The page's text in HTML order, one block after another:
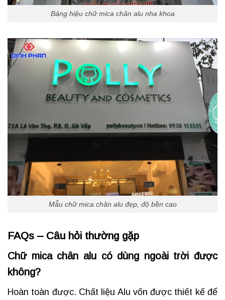
Bảng hiệu chữ mica chân alu nha khoa
Mẫu chữ mica chân alu đẹp, độ bền cao
FAQs – Câu hỏi thường gặp
Chữ mica chân alu có dùng ngoài trời được
không?
Hoàn toàn được. Chất liệu Alu vốn được thiết kế để